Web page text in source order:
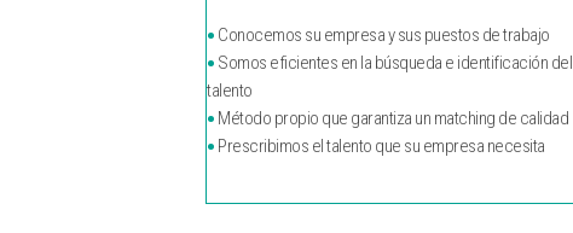
• Conocemos su empresa y sus puestos de trabajo
• Somos eficientes en la búsqueda e identificación del
talento
• Método propio que garantiza un matching de calidad
• Prescribimos el talento que su empresa necesita